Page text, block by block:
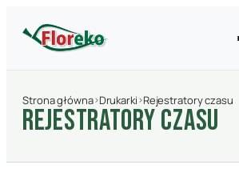
Strona główna›Drukarki›Rejestratory czasu
Rejestratory czasu